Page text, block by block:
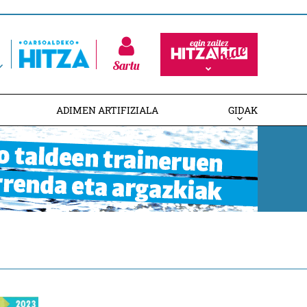
Sartu
ADIMEN ARTIFIZIALA GIDAK